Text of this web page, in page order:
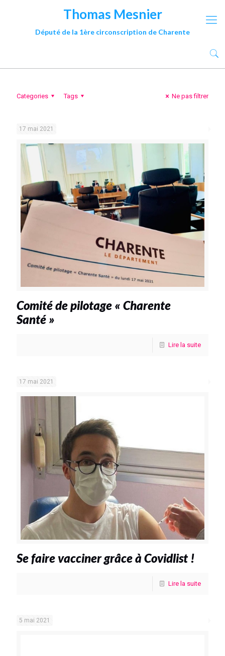
Thomas Mesnier
Député de la 1ère circonscription de Charente
Categories Tags Ne pas filtrer
17 mai 2021
Comité de pilotage « Charente
Santé »
Lire la suite
17 mai 2021
Se faire vacciner grâce à Covidlist !
Lire la suite
5 mai 2021